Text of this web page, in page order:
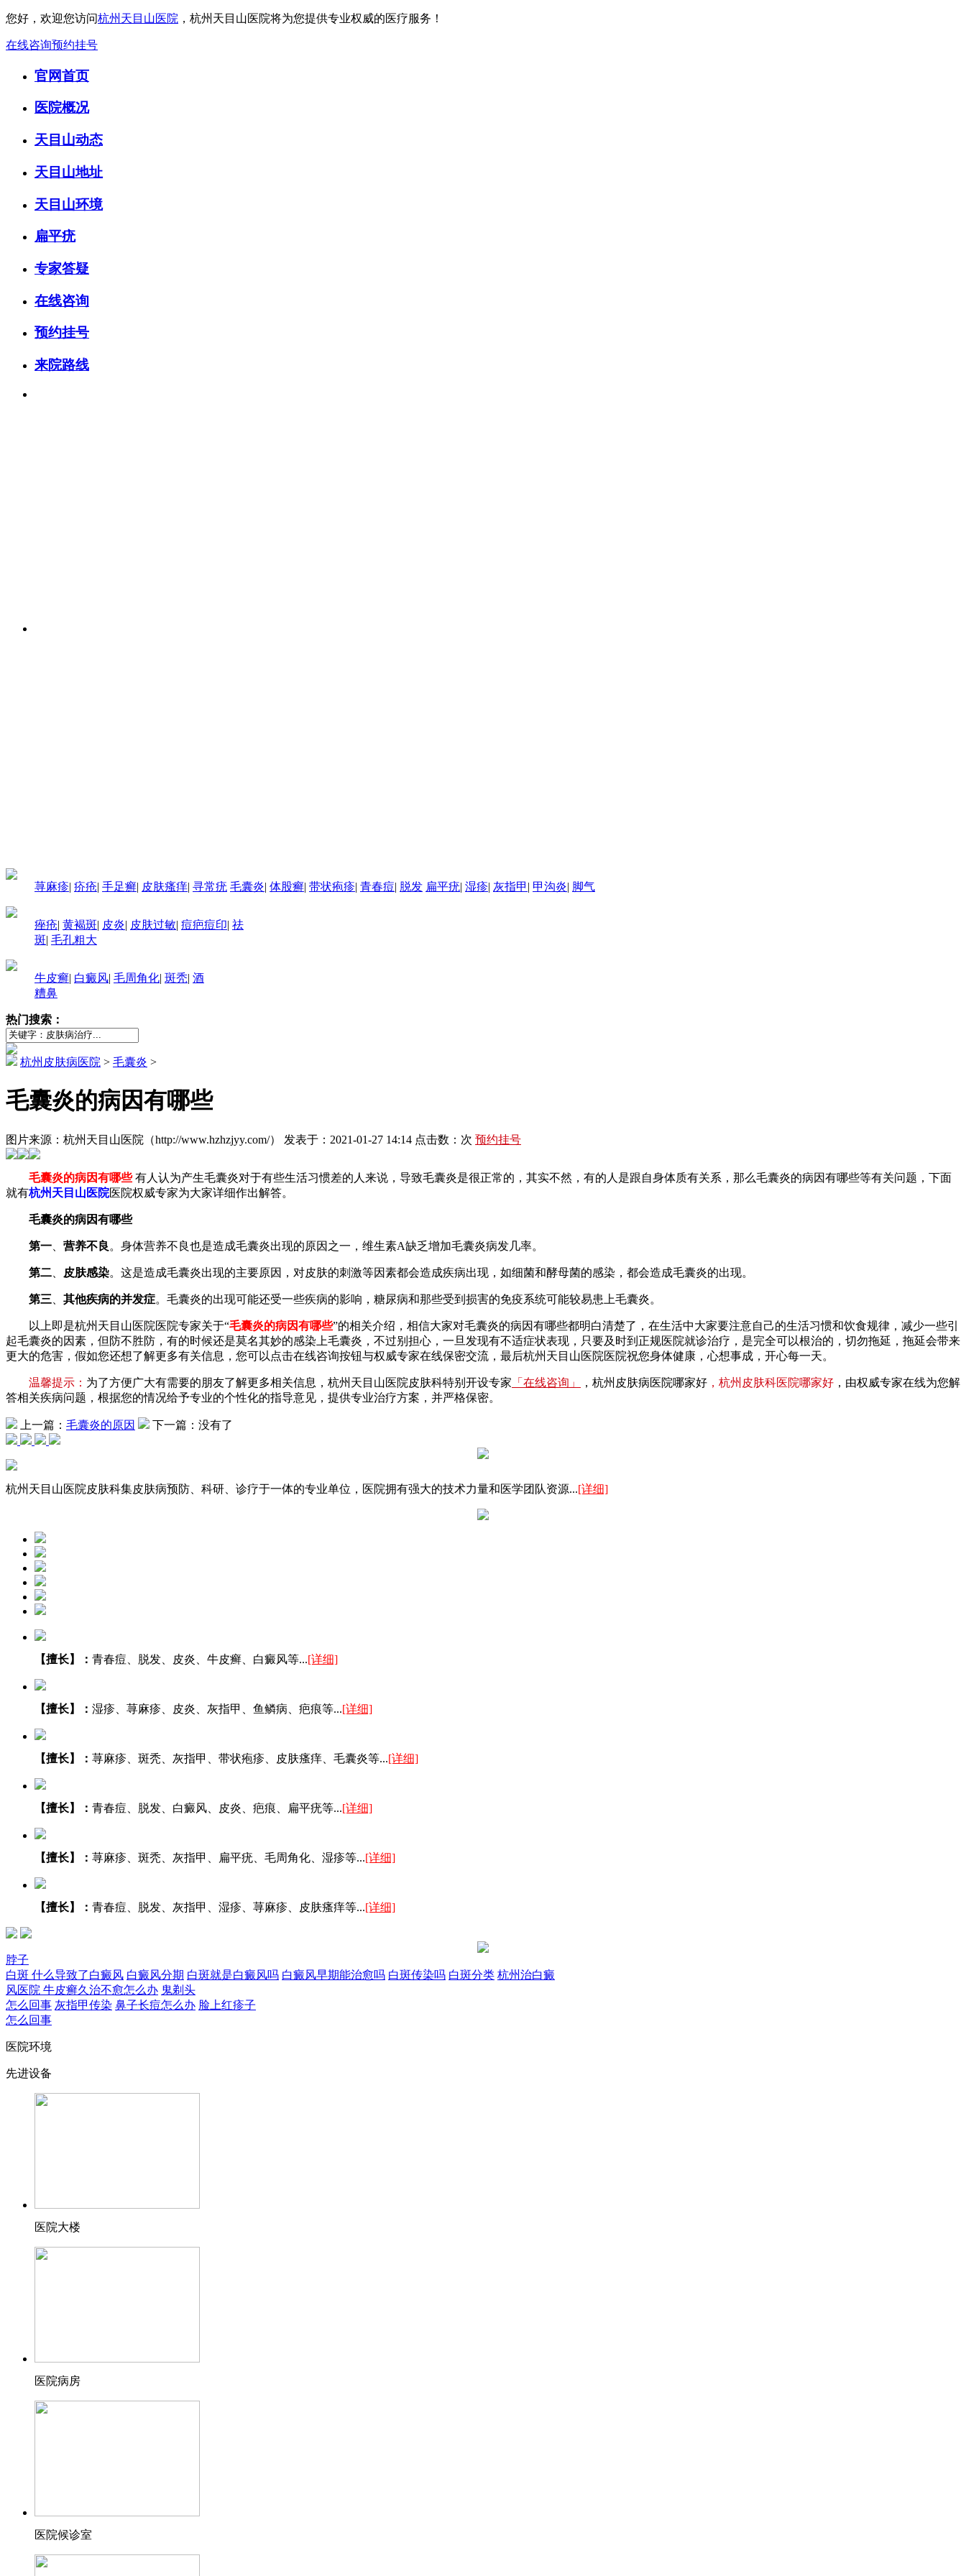
您好，欢迎您访问杭州天目山医院 ，杭州天目山医院将为您提供专业权威的医疗服务！
在线咨询预约挂号
官网首页
医院概况
天目山动态
天目山地址
天目山环境
扁平疣
专家答疑
在线咨询
预约挂号
来院路线
荨麻疹| 疥疮| 手足癣| 皮肤瘙痒| 寻常疣 毛囊炎| 体股癣| 带状疱疹| 青春痘| 脱发 扁平疣| 湿疹| 灰指甲 | 甲沟炎| 脚气
痤疮| 黄褐斑| 皮炎| 皮肤过敏| 痘疤痘印| 祛
斑| 毛孔粗大
牛皮癣| 白癜风| 毛周角化| 斑秃| 酒
糟鼻
热门搜索：
杭州皮肤病医院 > 毛囊炎 >
毛囊炎的病因有哪些
图片来源：杭州天目山医院（http://www.hzhzjyy.com/） 发表于：2021-01-27 14:14 点击数： 次 预约挂号
毛囊炎的病因有哪些有人认为产生毛囊炎对于有些生活习惯差的人来说，导致毛囊炎是很正常的，其实不然，有的人是跟自身体质有关系，那么毛囊炎的病因有哪些等有关问题，下面
就有杭州天目山医院医院权威专家为大家详细作出解答。
毛囊炎的病因有哪些
第一 营养不良 。身体营养不良也是造成毛囊炎出现的原因之一，维生素A缺乏增加毛囊炎病发几率。
第二 皮肤感染。这是造成毛囊炎出现的主要原因，对皮肤的刺激等因素都会造成疾病出现，如细菌和酵母菌的感染，都会造成毛囊炎的出现。
第三 其他疾病的并发症。毛囊炎的出现可能还受一些疾病的影响，糖尿病和那些受到损害的免疫系统可能较易患上毛囊炎。
以上即是杭州天目山医院医院专家关于“毛囊炎的病因有哪些”的相关介绍，相信大家对毛囊炎的病因有哪些都明白清楚了，在生活中大家要注意自己的生活习惯和饮食规律，减少一些引
起毛囊炎的因素，但防不胜防，有的时候还是莫名其妙的感染上毛囊炎，不过别担心，一旦发现有不适症状表现，只要及时到正规医院就诊治疗，是完全可以根治的，切勿拖延，拖延会带来
更大的危害，假如您还想了解更多有关信息，您可以点击在线咨询按钮与权威专家在线保密交流，最后杭州天目山医院医院祝您身体健康，心想事成，开心每一天。
温馨提示： 为了方便广大有需要的朋友了解更多相关信息，杭州天目山医院皮肤科特别开设专家 「在线咨询」 ，杭州皮肤病医院哪家好 ，杭州皮肤科医院哪家好 ，由权威专家在线为您解
答相关疾病问题，根据您的情况给予专业的个性化的指导意见，提供专业治疗方案，并严格保密。
上一篇： 毛囊炎的原因 下一篇：没有了
杭州天目山医院皮肤科集皮肤病预防、科研、诊疗于一体的专业单位，医院拥有强大的技术力量和医学团队资源...[详细]
【擅长】： 青春痘、脱发、皮炎、牛皮癣、白癜风等...[详细]
【擅长】： 湿疹、荨麻疹、皮炎、灰指甲、鱼鳞病、疤痕等...[详细]
【擅长】： 荨麻疹、斑秃、灰指甲、带状疱疹、皮肤瘙痒、毛囊炎等...[详细]
【擅长】： 青春痘、脱发、白癜风、皮炎、疤痕、扁平疣等...[详细]
【擅长】： 荨麻疹、斑秃、灰指甲、扁平疣、毛周角化、湿疹等...[详细]
【擅长】： 青春痘、脱发、灰指甲、湿疹、荨麻疹、皮肤瘙痒等...[详细]
脖子
白斑 什么导致了白癜风 白癜风分期 白斑就是白癜风吗 白癜风早期能治愈吗 白斑传染吗 白斑分类 杭州治白癜
风医院 牛皮癣久治不愈怎么办 鬼剃头
怎么回事 灰指甲传染 鼻子长痘怎么办 脸上红疹子
怎么回事
医院环境
先进设备
医院大楼
医院病房
医院候诊室